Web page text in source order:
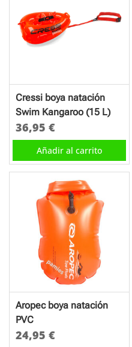
Cressi boya natación
Swim Kangaroo (15 L)
36,95 €
Añadir al carrito
Aropec boya natación
PVC
24,95 €